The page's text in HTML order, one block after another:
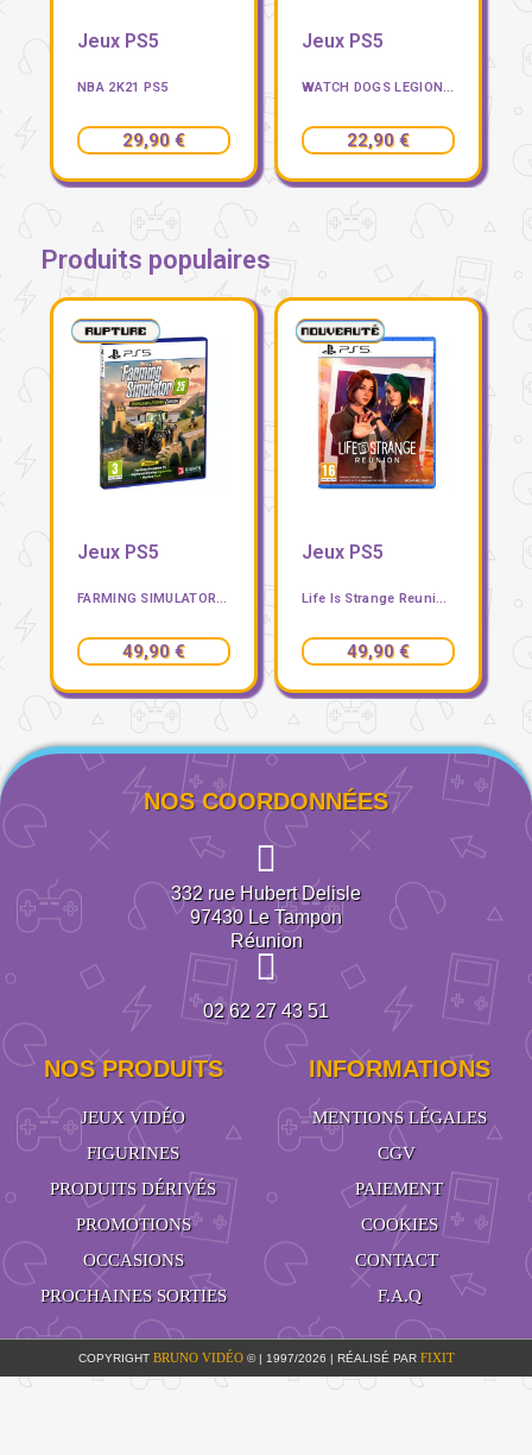
Jeux PS5
NBA 2K21 PS5
29,90 €
Jeux PS5
WATCH DOGS LEGION PS5
22,90 €
Produits populaires
Jeux PS5
FARMING SIMULATOR 25 HIGHLANDS FISHING EDITION PS5
49,90 €
Jeux PS5
Life Is Strange Reunion PS5
49,90 €
NOS COORDONNÉES
332 rue Hubert Delisle
97430 Le Tampon
Réunion
02 62 27 43 51
NOS PRODUITS
JEUX VIDÉO
FIGURINES
PRODUITS DÉRIVÉS
PROMOTIONS
OCCASIONS
PROCHAINES SORTIES
INFORMATIONS
MENTIONS LÉGALES
CGV
PAIEMENT
COOKIES
CONTACT
F.A.Q
COPYRIGHT BRUNO VIDÉO © | 1997/2026 | RÉALISÉ PAR FIXIT